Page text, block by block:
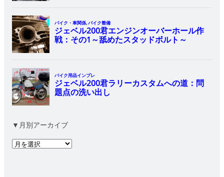
▼月別アーカイブ
ア